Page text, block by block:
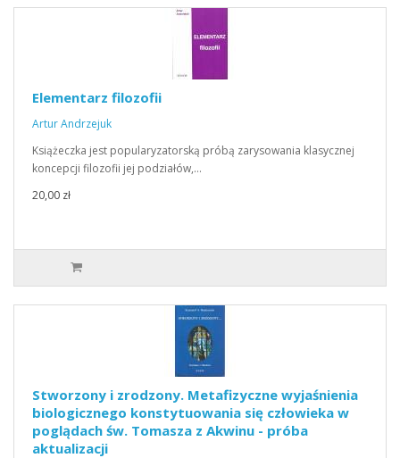
Elementarz filozofii
Artur Andrzejuk
Książeczka jest popularyzatorską próbą zarysowania klasycznej
koncepcji filozofii jej podziałów,…
20,00 zł
Stworzony i zrodzony. Metafizyczne wyjaśnienia
biologicznego konstytuowania się człowieka w
poglądach św. Tomasza z Akwinu - próba
aktualizacji